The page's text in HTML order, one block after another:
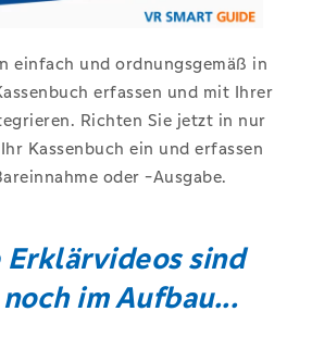
einfach und ordnungsgemäß in
erfassen und mit Ihrer
Richten Sie jetzt in nur
Kassenbuch ein und erfassen
oder -Ausgabe.
Erklärvideos sind
im Aufbau...